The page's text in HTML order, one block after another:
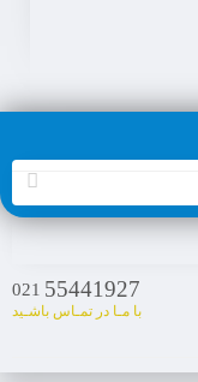
55441927
021
با مـا در تمـاس باشـید